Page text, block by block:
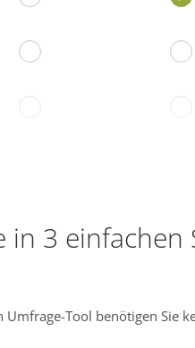
in 3 einfachen
Tool benötigen Sie